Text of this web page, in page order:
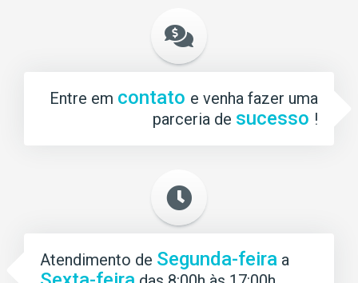
Entre em contato e venha fazer uma
parceria de sucesso !
Atendimento de Segunda-feira a